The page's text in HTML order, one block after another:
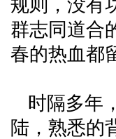
规则，没有
群志同道合
春的热血都
时隔多年
陆，熟悉的